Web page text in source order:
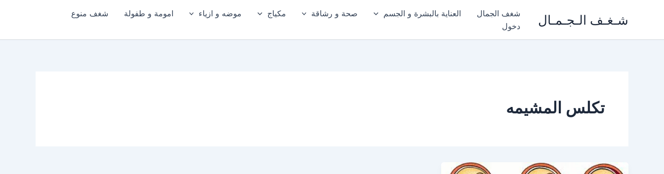
شـغـف الـجـمـال شغف الجمال العناية بالبشرة و الجسم صحة و رشاقة مكياج موضه و ازياء امومة و طفولة
شغف منوع
دخول
تكلس المشيمه